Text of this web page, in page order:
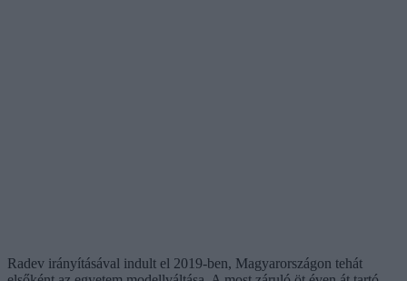
Radev irányításával indult el 2019-ben, Magyarországon tehát